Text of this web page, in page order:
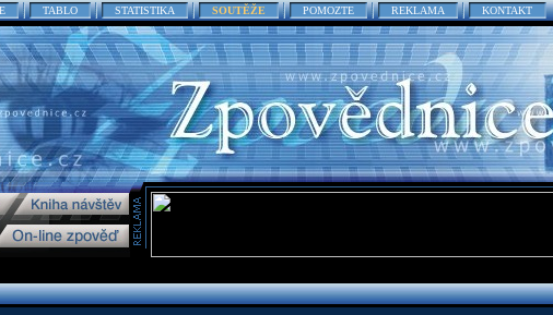
TABLO STATISTIKA SOUTĚŽE POMOZTE REKLAMA KONTAKT